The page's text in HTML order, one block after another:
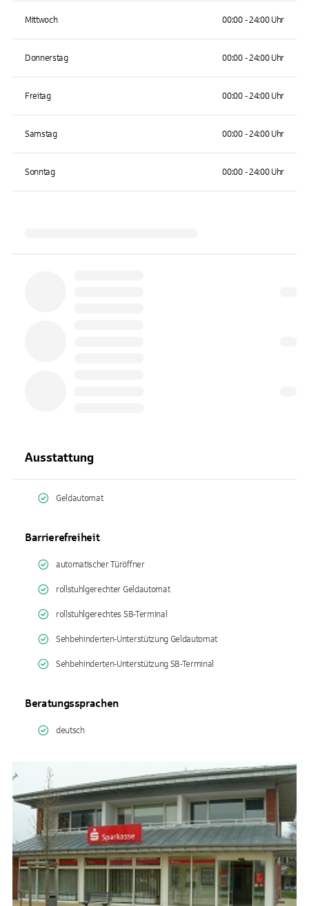
Mittwoch 00:00 - 24:00 Uhr
Donnerstag 00:00 - 24:00 Uhr
Freitag 00:00 - 24:00 Uhr
Samstag 00:00 - 24:00 Uhr
Sonntag 00:00 - 24:00 Uhr
Ausstattung
Geldautomat
Barrierefreiheit
automatischer Türöffner
rollstuhlgerechter Geldautomat
rollstuhlgerechtes SB-Terminal
Sehbehinderten-Unterstützung Geldautomat
Sehbehinderten-Unterstützung SB-Terminal
Beratungssprachen
deutsch